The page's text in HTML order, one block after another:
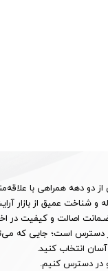
دو دهه همراهی با
ایرج گالری با تکیه بر تجربه ۲۰ ساله و
ضـمانت اصالت و کیفیت در
در دسترس است؛ جایی که
انتخاب کنید.
و در دسترس کنیم.